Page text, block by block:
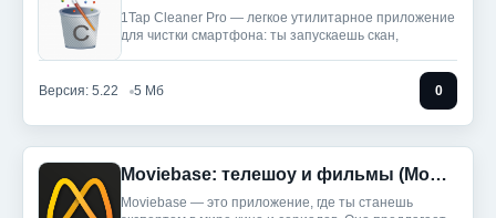
1Tap Cleaner Pro — легкое утилитарное приложение
для чистки смартфона: ты запускаешь скан,
Версия: 5.22 5 Мб 0
Moviebase: телешоу и фильмы (Мод, Unlocked)
Moviebase — это приложение, где ты станешь